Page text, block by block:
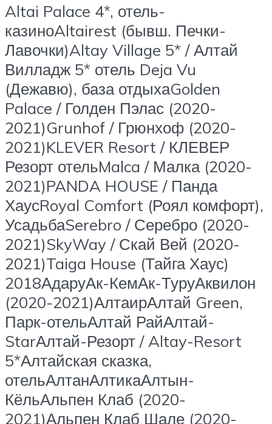
Altai Palace 4*, отель-
казиноAltairest (бывш. Печки-
Лавочки)Altay Village 5* / Алтай
Вилладж 5* отель Deja Vu
(Дежавю), база отдыхаGolden
Palace / Голден Пэлас (2020-
2021)Grunhof / Грюнхоф (2020-
2021)KLEVER Resort / КЛЕВЕР
Резорт отельMalca / Малка (2020-
2021)PANDA HOUSE / Панда
ХаусRoyal Comfort (Роял комфорт),
УсадьбаSerebro / Серебро (2020-
2021)SkyWay / Скай Вей (2020-
2021)Taiga House (Тайга Хаус)
2018АдаруАк-КемАк-ТуруАквилон
(2020-2021)АлтаирАлтай Green,
Парк-отельАлтай РайАлтай-
StarАлтай-Резорт / Altay-Resort
5*Алтайская сказка,
отельАлтанАлтикаАлтын-
КёльАльпен Клаб (2020-
2021)Альпен Клаб Шале (2020-